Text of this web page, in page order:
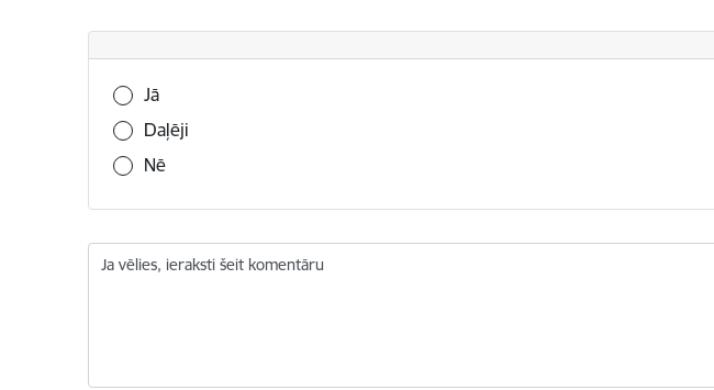
Vai šī informācija bija noderīga?
Jā
Daļēji
Nē
Ja vēlies, ieraksti šeit komentāru